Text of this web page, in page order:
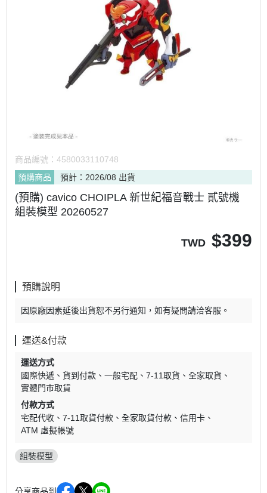
商品編號： 4580033110748
預購商品
預計：2026/08 出貨
(預購) cavico CHOIPLA 新世紀福音戰士 貳號機
組裝模型 20260527
TWD $399
預購說明
因原廠因素延後出貨恕不另行通知，如有疑問請洽客服。
運送&付款
運送方式
國際快遞
貨到付款 一般宅配 7-11取貨
全家取貨
實體門市取貨
付款方式
宅配代收
7-11取貨付款 全家取貨付款
信用卡
ATM 虛擬帳號
組裝模型
分享商品到